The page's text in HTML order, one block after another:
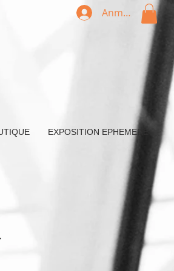
Anmelden
EXPOSITION EPHEMERE